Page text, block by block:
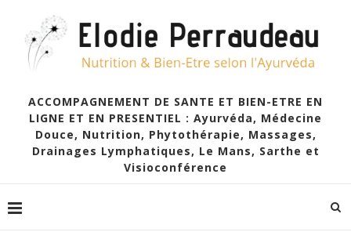
ACCOMPAGNEMENT DE SANTE ET BIEN-ETRE EN
LIGNE ET EN PRESENTIEL : Ayurvéda, Médecine
Douce, Nutrition, Phytothérapie, Massages,
Drainages Lymphatiques, Le Mans, Sarthe et
Visioconférence